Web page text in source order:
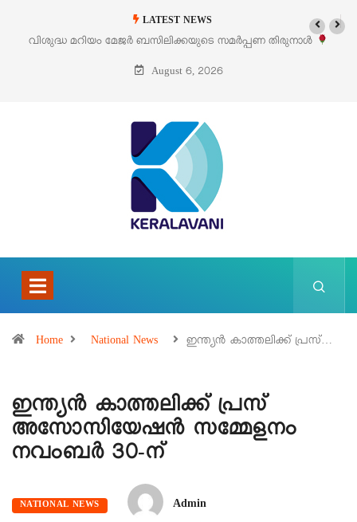
LATEST NEWS
സമർപ്പണ തിരുനാൾ
‘പെറ്റൽസ്’ ലൈഫ് സ്റ്റൈൽ
August 6, 2026
Home National News ഇന്ത്യൻ കാത്തലിക്ക് പ്രസ്…
ഇന്ത്യൻ കാത്തലിക്ക് പ്രസ്
അസോസിയേഷൻ സമ്മേളനം
നവംബർ 30-ന്
NATIONAL NEWS
Admin